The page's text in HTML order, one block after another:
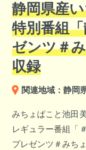
＜体験型教育やプ
『子育てするなら
人に選ばれるまち
福島県只見町イン
福島県只見町イン
福島県只見町イン
焼き鯖寿司。これ
だきました。
静岡県産
特別番組
ゼンツ＃
収録
関連地域：静岡
みちょぱこと池田
レギュラー番組「
プレゼンツ＃みち